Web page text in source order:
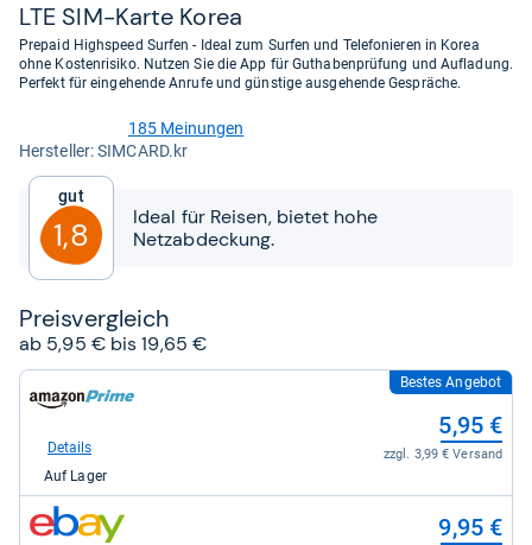
lassen
LTE SIM-​Karte Korea
Prepaid Highspeed Surfen - Ideal zum Surfen und Telefonieren in Korea
ohne Kostenrisiko. Nutzen Sie die App für Guthabenprüfung und Aufladung.
Perfekt für eingehende Anrufe und günstige ausgehende Gespräche.
von
Sternen
185 Meinungen
Her­stel­ler: SIMCARD.kr
Gut
1,8
Ideal für Reisen, bietet hohe
Netzabdeckung.
Preis­ver­gleich
ab 5,95 € bis 19,65 €
Shop:
Amazon.de
5,95
kaufen.
Bestes Angebot
5,95 €
zzgl. 3,99 € Versand
Details
Auf Lager
zum
Shop:
9,95 €